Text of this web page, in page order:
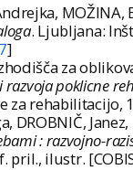
MOŽINA,
. Ljubljana:
]
Izhodišča za
razvoja poklicne
rehabilitacijo,
DROBNIČ,
: razvojno-
pril., ilustr.